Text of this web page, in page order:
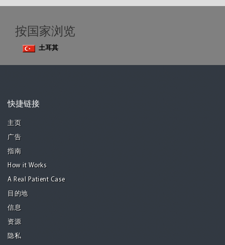
按国家浏览
土耳其
快捷链接
主页
广告
指南
How it Works
A Real Patient Case
目的地
信息
资源
隐私